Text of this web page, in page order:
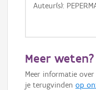
OSM-
GRB-
GRB-
Auteur(s):
Meer weten?
Meer informatie
je terugvinden op